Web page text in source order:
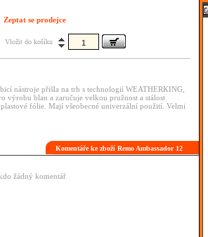
Zeptat se prodejce
Vložit do košíku
nástroje přišla na trh s technologií WEATHERKING,
výrobu blan a zaručuje velkou pružnost a stálost
fólie. Mají všeobecné univerzální použití. Velmi
Komentáře ke zboží Remo Ambassador 12
žádný komentář